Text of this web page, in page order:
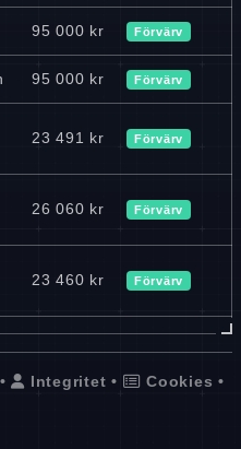
95 000 kr Förvärv
95 000 kr Förvärv
23 491 kr Förvärv
26 060 kr Förvärv
23 460 kr Förvärv
Integritet • Cookies •